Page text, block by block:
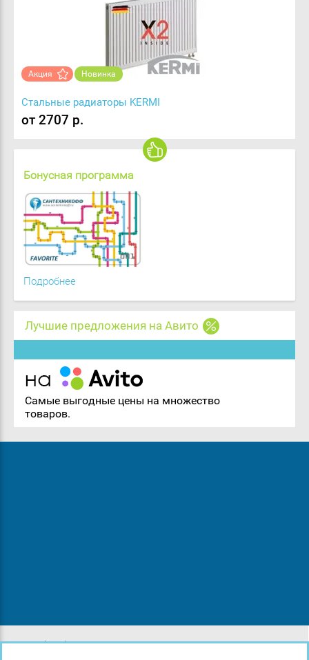
Бонусная программа
Подробнее
Акция Новинка
Стальные радиаторы KERMI
от 2707 р.
Лучшие предложения на Авито
Самые выгодные цены на множество
товаров.
8 (812) 643-38-05